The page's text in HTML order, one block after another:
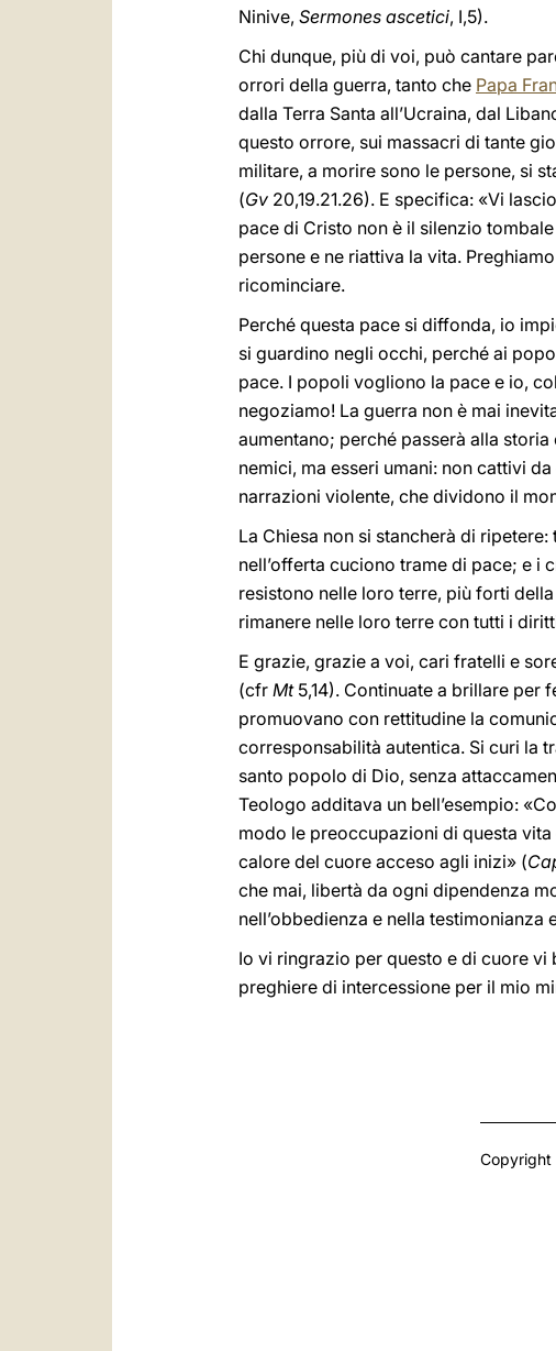
Ninive, Sermones ascetici, I,5).
Chi dunque, più di voi, può cantare
orrori della guerra, tanto che Papa
dalla Terra Santa all’Ucraina, dal
questo orrore, sui massacri di tante
militare, a morire sono le persone, si
(Gv 20,19.21.26). E specifica: «Vi
pace di Cristo non è il silenzio
persone e ne riattiva la vita.
ricominciare.
Perché questa pace si diffonda, io
si guardino negli occhi, perché ai
pace. I popoli vogliono la pace e io,
negoziamo! La guerra non è mai
aumentano; perché passerà alla
nemici, ma esseri umani: non cattivi
narrazioni violente, che dividono il
La Chiesa non si stancherà di
nell’offerta cuciono trame di pace; e i
resistono nelle loro terre, più forti
rimanere nelle loro terre con tutti i
E grazie, grazie a voi, cari fratelli e
(cfr Mt5,14). Continuate a brillare per
promuovano con rettitudine la
corresponsabilità autentica. Si curi la
santo popolo di Dio, senza
Teologo additava un bell’esempio:
modo le preoccupazioni di questa
calore del cuore acceso agli inizi» (
che mai, libertà da ogni dipendenza
nell’obbedienza e nella testimonianza
Io vi ringrazio per questo e di cuore
preghiere di intercessione per il mio
Copyright